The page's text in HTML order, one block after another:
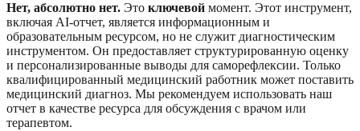
Нет, абсолютно нет. Это ключевой момент. Этот инструмент,
включая AI-отчет, является информационным и
образовательным ресурсом, но не служит диагностическим
инструментом. Он предоставляет структурированную оценку
и персонализированные выводы для саморефлексии. Только
квалифицированный медицинский работник может поставить
медицинский диагноз. Мы рекомендуем использовать наш
отчет в качестве ресурса для обсуждения с врачом или
терапевтом.